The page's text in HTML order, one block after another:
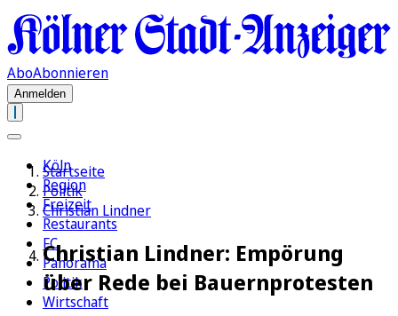
AboAbonnieren
Anmelden
Köln
Region
Freizeit
Restaurants
FC
Panorama
Politik
Wirtschaft
Startseite
Politik
Christian Lindner
Christian Lindner: Empörung
über Rede bei Bauernprotesten